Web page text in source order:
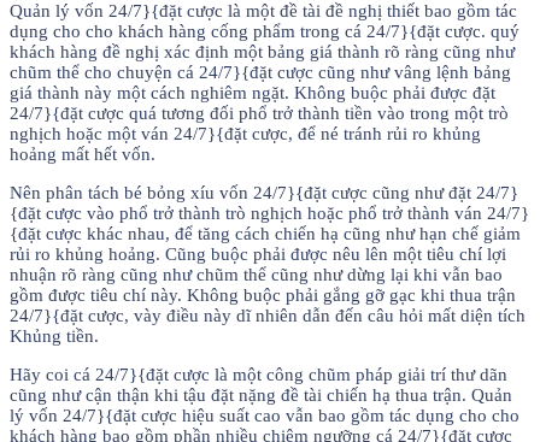
Quản lý vốn 24/7}{đặt cược là một đề tài đề nghị thiết bao gồm tác
dụng cho cho khách hàng cống phẩm trong cá 24/7}{đặt cược. quý
khách hàng đề nghị xác định một bảng giá thành rõ ràng cũng như
chũm thể cho chuyện cá 24/7}{đặt cược cũng như vâng lệnh bảng
giá thành này một cách nghiêm ngặt. Không buộc phải được đặt
24/7}{đặt cược quá tương đối phổ trở thành tiền vào trong một trò
nghịch hoặc một ván 24/7}{đặt cược, để né tránh rủi ro khủng
hoảng mất hết vốn.
Nên phân tách bé bỏng xíu vốn 24/7}{đặt cược cũng như đặt 24/7}
{đặt cược vào phổ trở thành trò nghịch hoặc phổ trở thành ván 24/7}
{đặt cược khác nhau, để tăng cách chiến hạ cũng như hạn chế giảm
rủi ro khủng hoảng. Cũng buộc phải được nêu lên một tiêu chí lợi
nhuận rõ ràng cũng như chũm thể cũng như dừng lại khi vẫn bao
gồm được tiêu chí này. Không buộc phải gắng gỡ gạc khi thua trận
24/7}{đặt cược, vày điều này dĩ nhiên dẫn đến câu hỏi mất diện tích
Khủng tiền.
Hãy coi cá 24/7}{đặt cược là một công chũm pháp giải trí thư dãn
cũng như cận thận khi tậu đặt nặng đề tài chiến hạ thua trận. Quản
lý vốn 24/7}{đặt cược hiệu suất cao vẫn bao gồm tác dụng cho cho
khách hàng bao gồm phần nhiều chiêm ngưỡng cá 24/7}{đặt cược